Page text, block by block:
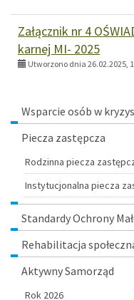
Załącznik nr 4
karnej MI- 2025
Utworzono dnia 26.02.2025,
Menu
Wsparcie osób w
Piecza zastępcza
Rodzinna piecza
Instytucjonalna piecza
Standardy Ochrony
Rehabilitacja
Aktywny Samorząd
Rok 2026